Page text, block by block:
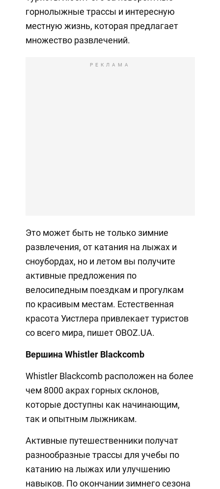
горнолыжные трассы и интересную
местную жизнь, которая предлагает
множество развлечений.
РЕКЛАМА
Это может быть не только зимние
развлечения, от катания на лыжах и
сноубордах, но и летом вы получите
активные предложения по
велосипедным поездкам и прогулкам
по красивым местам. Естественная
красота Уистлера привлекает туристов
со всего мира, пишет OBOZ.UA.
Вершина Whistler Blackcomb
Whistler Blackcomb расположен на более
чем 8000 акрах горных склонов,
которые доступны как начинающим,
так и опытным лыжникам.
Активные путешественники получат
разнообразные трассы для учебы по
катанию на лыжах или улучшению
навыков. По окончании зимнего сезона